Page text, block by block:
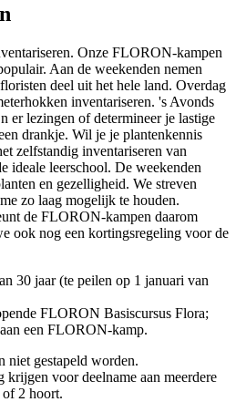
Onze FLORON-kampen
Aan de weekenden nemen
deel uit het hele land. Overdag
inventariseren. 's Avonds
er lezingen of determineer je lastige
drankje. Wil je je plantenkennis
zelfstandig inventariseren van
ideale leerschool. De weekenden
en gezelligheid. We streven
zo laag mogelijk te houden.
de FLORON-kampen daarom
ook nog een kortingsregeling voor de
30 jaar (te peilen op 1 januari van
FLORON Basiscursus Flora;
een FLORON-kamp.
niet gestapeld worden.
voor deelname aan meerdere
of 2 hoort.